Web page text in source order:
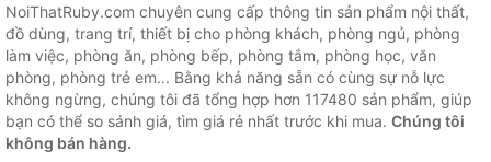
NoiThatRuby.com chuyên cung cấp thông tin sản phẩm nội thất,
đồ dùng, trang trí, thiết bị cho phòng khách, phòng ngủ, phòng
làm việc, phòng ăn, phòng bếp, phòng tắm, phòng học, văn
phòng, phòng trẻ em... Bằng khả năng sẵn có cùng sự nỗ lực
không ngừng, chúng tôi đã tổng hợp hơn 117480 sản phẩm, giúp
bạn có thể so sánh giá, tìm giá rẻ nhất trước khi mua. Chúng tôi
không bán hàng.